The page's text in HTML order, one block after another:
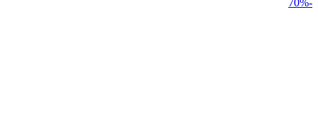
-70%